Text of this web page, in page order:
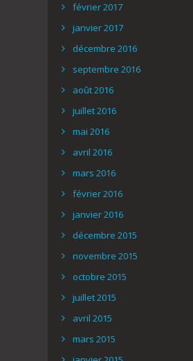
février 2017
janvier 2017
décembre 2016
septembre 2016
août 2016
juillet 2016
mai 2016
avril 2016
mars 2016
février 2016
janvier 2016
décembre 2015
novembre 2015
octobre 2015
juillet 2015
avril 2015
mars 2015